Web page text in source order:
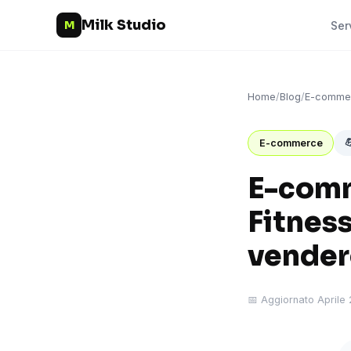
M Milk Studio
Home/Blog/E-
E-commerce
E-
📅 Aggiornato Aprile